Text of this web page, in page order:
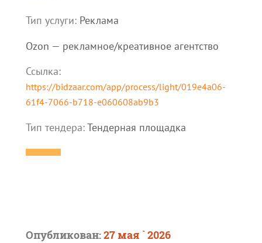
Тип услуги: Реклама
Ozon — рекламное/креативное агентство
Ссылка:
https://bidzaar.com/app/process/light/019e4a06-
61f4-7066-b718-e060608ab9b3
Тип тендера:Тендерная площадка
Опубликован:27 мая ` 2026